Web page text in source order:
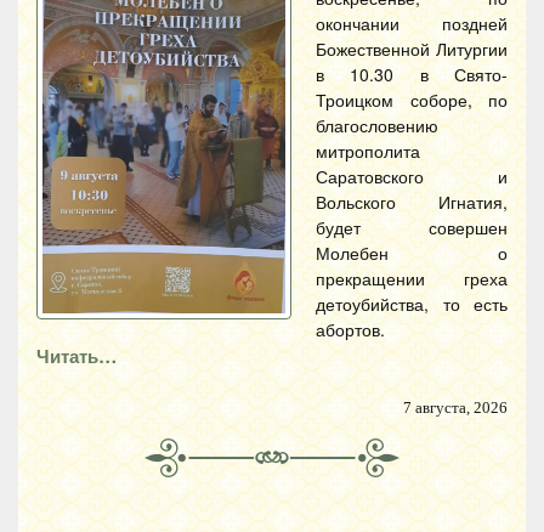
окончании поздней
Божественной Литургии
в 10.30 в Свято-
Троицком соборе, по
благословению
митрополита
Саратовского и
Вольского Игнатия,
будет совершен
Молебен о
прекращении греха
детоубийства, то есть
абортов.
Читать…
7 августа, 2026